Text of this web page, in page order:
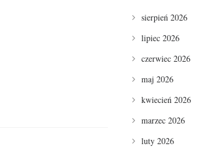
sierpień 2026
lipiec 2026
czerwiec 2026
maj 2026
kwiecień 2026
marzec 2026
luty 2026